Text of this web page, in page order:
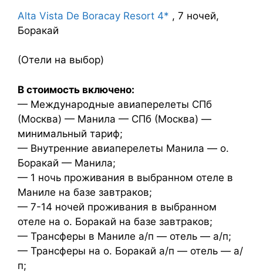
Alta Vista De Boracay Resort 4* , 7 ночей,
Боракай
(Отели на выбор)
В стоимость включено:
— Международные авиаперелеты СПб
(Москва) — Манила — СПб (Москва) —
минимальный тариф;
— Внутренние авиаперелеты Манила — о.
Боракай — Манила;
— 1 ночь проживания в выбранном отеле в
Маниле на базе завтраков;
— 7-14 ночей проживания в выбранном
отеле на о. Боракай на базе завтраков;
— Трансферы в Маниле а/п — отель — а/п;
— Трансферы на о. Боракай а/п — отель — а/
п;